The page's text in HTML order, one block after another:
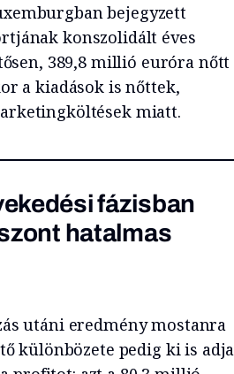
bejegyzett
konszolidált éves
389,8 millió euróra nőtt
a kiadások is nőttek,
miatt.
fázisban
hatalmas
utáni eredmény mostanra
különbözete pedig ki is adja